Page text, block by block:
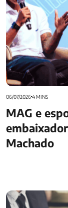
06/07/20264 MINS
MAG e
Machado
PGBL ou VGBL: